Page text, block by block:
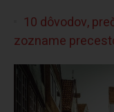
10 dôvodov,
zozname